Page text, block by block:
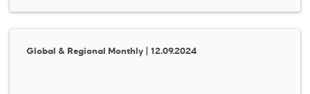
Global & Regional Monthly | 12.09.2024